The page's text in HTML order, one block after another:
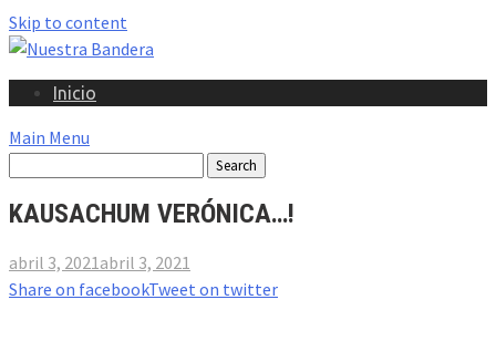
Skip to content
Inicio
Main Menu
KAUSACHUM VERÓNICA…!
abril 3, 2021 abril 3, 2021
Share on facebookTweet on twitter